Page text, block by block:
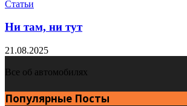
Статьи
Ни там, ни тут
21.08.2025
Все об автомобилях
Популярные Посты